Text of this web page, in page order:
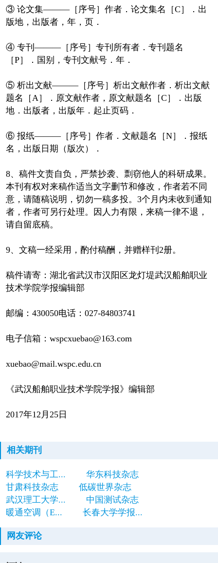
③ 论文集———［序号］作者．论文集名［C］．出
版地，出版者，年，页．
④ 专刊———［序号］专刊所有者．专刊题名
［P］．国别，专刊文献号．年．
⑤ 析出文献———［序号］析出文献作者．析出文献
题名［A］．原文献作者，原文献题名［C］．出版
地．出版者，出版年．起止页码．
⑥ 报纸———［序号］作者．文献题名［N］．报纸
名，出版日期（版次）．
8、稿件文责自负，严禁抄袭、剽窃他人的科研成果。
本刊有权对来稿作适当文字删节和修改，作者若不同
意，请随稿说明，切勿一稿多投。3个月内未收到通知
者，作者可另行处理。因人力有限，来稿一律不退，
请自留底稿。
9、文稿一经采用，酌付稿酬，并赠样刊2册。
稿件请寄：湖北省武汉市汉阳区龙灯堤武汉船舶职业
技术学院学报编辑部
邮编：430050电话：027-84803741
电子信箱：wspcxuebao@163.com
xuebao@mail.wspc.edu.cn
《武汉船舶职业技术学院学报》编辑部
2017年12月25日
相关期刊
科学技术与工...
华东科技杂志
甘肃科技杂志
低碳世界杂志
武汉理工大学...
中国测试杂志
暖通空调（E...
长春大学学报...
网友评论